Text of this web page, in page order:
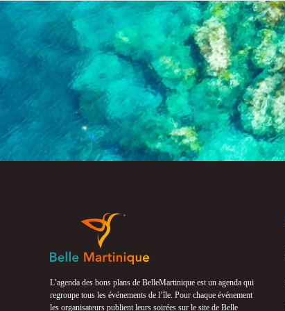
L’agenda des bons plans de BelleMartinique est un agenda qui
regroupe tous les événements de l’île. Pour chaque événement
les organisateurs publient leurs soirées sur le site de Belle